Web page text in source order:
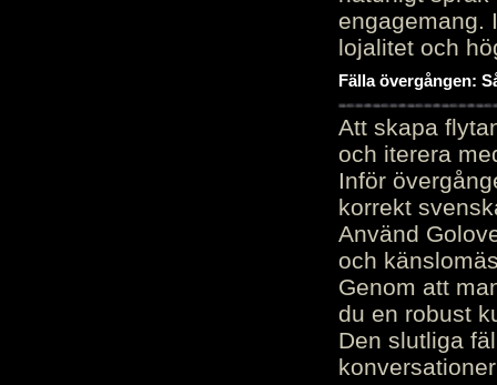
engagemang.
lojalitet och
Fälla övergången:
Att skapa
och iterera
Inför
korrekt
Använd
och
Genom att
du en robust
Den slutliga